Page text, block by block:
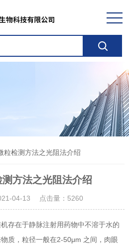
粒检测方法之光阻法介绍
方法之光阻法介绍
04-13 点击量： 5260
存在于静脉注射用药物中不溶于水的
质，粒径一般在2-50μm 之间，肉眼